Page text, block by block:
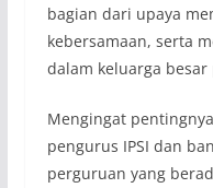
bagian dari upaya
kebersamaan, serta
dalam keluarga
Mengingat
pengurus IPSI dan
perguruan yang